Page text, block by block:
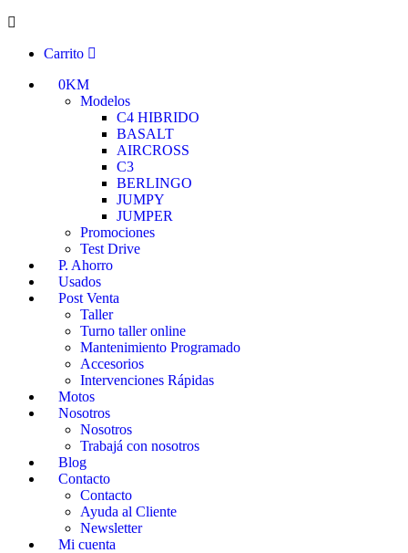
Carrito
0KM
Modelos
C4 HIBRIDO
BASALT
AIRCROSS
C3
BERLINGO
JUMPY
JUMPER
Promociones
Test Drive
P. Ahorro
Usados
Post Venta
Taller
Turno taller online
Mantenimiento Programado
Accesorios
Intervenciones Rápidas
Motos
Nosotros
Nosotros
Trabajá con nosotros
Blog
Contacto
Contacto
Ayuda al Cliente
Newsletter
Mi cuenta